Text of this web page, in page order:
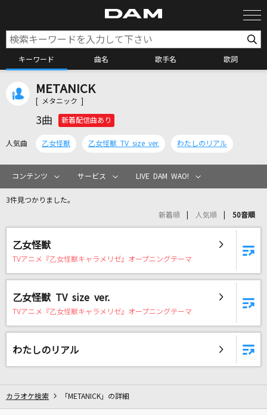
キーワード 曲名 歌手名 歌詞
カラオケリクエスト
[生音]DESIRE～情熱～
[生音]ORION
中島美嘉
オレンジ
METANICK
[ メタニック ]
3曲 新着配信曲あり
人気曲 乙女怪獣 乙女怪獣 TV size ver. わたしのリアル
コンテンツ サービス LIVE DAM WAO!
3件見つかりました。
新着順 人気順 50音順
乙女怪獣
TVアニメ『乙女怪獣キャラメリゼ』オープニングテーマ
乙女怪獣 TV size ver.
TVアニメ『乙女怪獣キャラメリゼ』オープニングテーマ
わたしのリアル
カラオケ検索 「METANICK」の詳細